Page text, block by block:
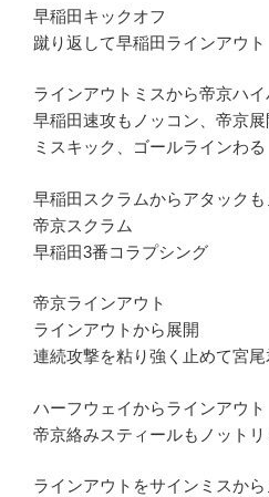
早稲田キックオフ
蹴り返して早稲田ラインアウト
ラインアウトミスから帝京ハイ
早稲田速攻もノッコン、帝京
ミスキック、ゴールラインわる
早稲田スクラムからアタック
帝京スクラム
早稲田3番コラプシング
帝京ラインアウト
ラインアウトから展開
連続攻撃を粘り強く止めて宮
ハーフウェイからラインアウト
帝京絡みスティールもノットリ
ラインアウトをサインミスか